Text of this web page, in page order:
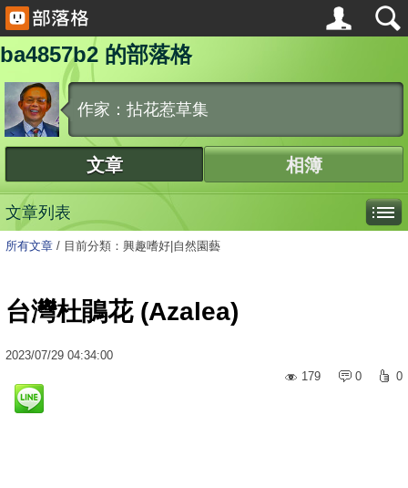
ba4857b2 的部落格
作家：拈花惹草集
文章 相簿
文章列表
所有文章 / 目前分類：興趣嗜好|自然園藝
台灣杜鵑花 (Azalea)
2023/07/29 04:34:00
179
0 0